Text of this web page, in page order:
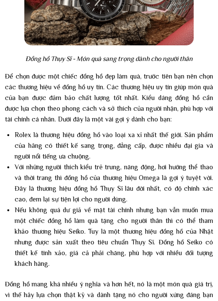
Đồng hồ Thụy Sĩ - Món quà sang trọng dành cho người thân
Để chọn được một chiếc đồng hồ đẹp làm quà, trước tiên bạn nên chọn
các thương hiệu về đồng hồ uy tín. Các thương hiệu uy tín giúp món quà
của bạn được đảm bảo chất lượng tốt nhất. Kiểu dáng đồng hồ cần
được lựa chọn theo phong cách và sở thích của người nhận, phù hợp với
tài chính cá nhân. Dưới đây là một vài gợi ý dành cho bạn:
Rolex là thương hiệu đồng hồ vào loại xa xỉ nhất thế giới. Sản phẩm
của hãng có thiết kế sang trọng, đẳng cấp, được nhiều đại gia và
người nổi tiếng ưa chuộng.
Với những người thích kiểu trẻ trung, năng động, hơi hướng thể thao
và thời trang thì đồng hồ của thương hiệu Omega là gợi ý tuyệt vời.
Đây là thương hiệu đồng hồ Thụy Sĩ lâu đời nhất, có độ chính xác
cao, đem lại sự tiện lợi cho người dùng.
Nếu không quá dư giả về mặt tài chính nhưng bạn vẫn muốn mua
một chiếc đồng hồ làm quà tặng cho người thân thì có thể tham
khảo thương hiệu Seiko. Tuy là một thương hiệu đồng hồ của Nhật
nhưng được sản xuất theo tiêu chuẩn Thụy Sĩ. Đồng hồ Seiko có
thiết kế tinh xảo, giá cả phải chăng, phù hợp với nhiều đối tượng
khách hàng.
Đồng hồ mang khá nhiều ý nghĩa và hơn hết, nó là một món quà giá trị,
vì thế hãy lựa chọn thật kỹ và dành tặng nó cho người xứng đáng bạn